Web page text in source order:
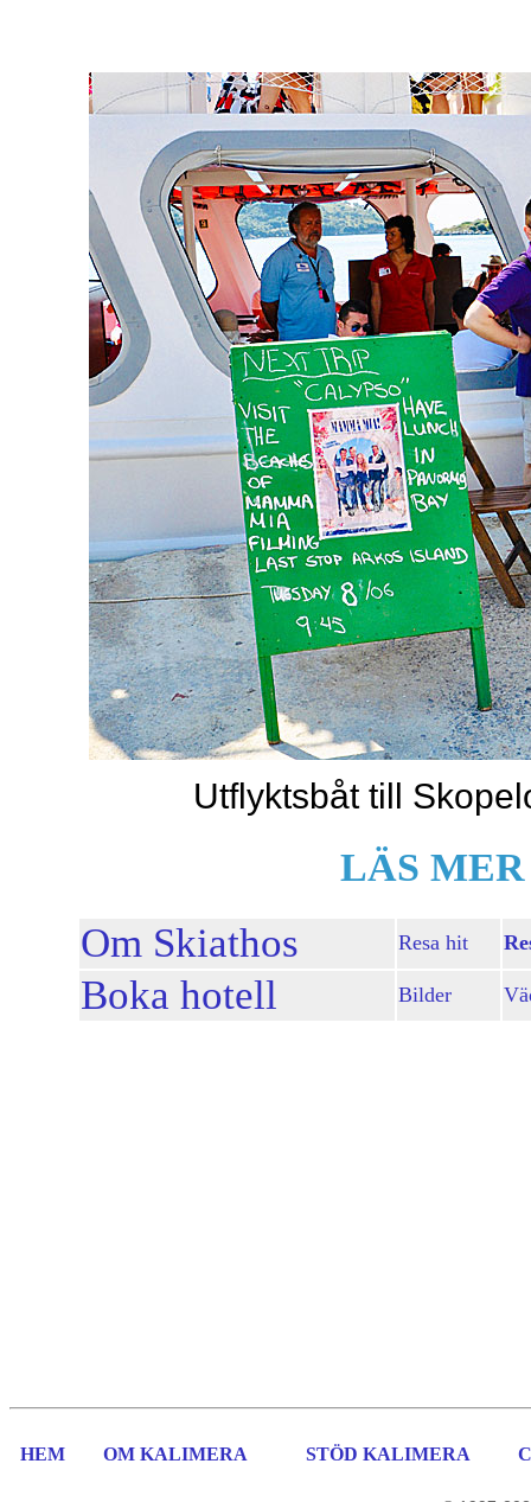
Utflyktsbåt till
LÄS
Om Skiathos Resa hit
Boka hotell Bilder
HEM OM KALIMERA STÖD KALIMERA